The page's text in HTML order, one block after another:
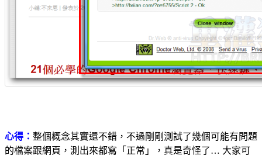
心得： 整個概念其實還不錯，不過剛剛測試了幾個可能有問題
的檔案跟網頁，測出來都寫「正常」，真是奇怪了… 大家可